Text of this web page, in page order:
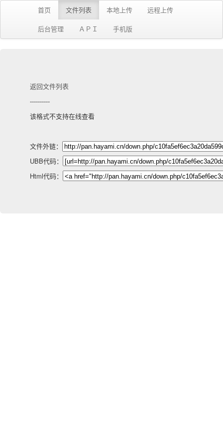
首页 文件列表 本地上传
远程上传
后台管理
ＡＰＩ 手机版
返回文件列表
----------
该格式不支持在线查看
文件外链：
UBB代码：
Html代码：